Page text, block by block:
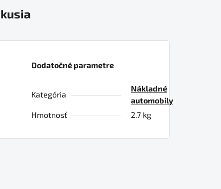
Dodatočné parametre
Kategória
Nákladné
automobily
Hmotnosť
2.7 kg